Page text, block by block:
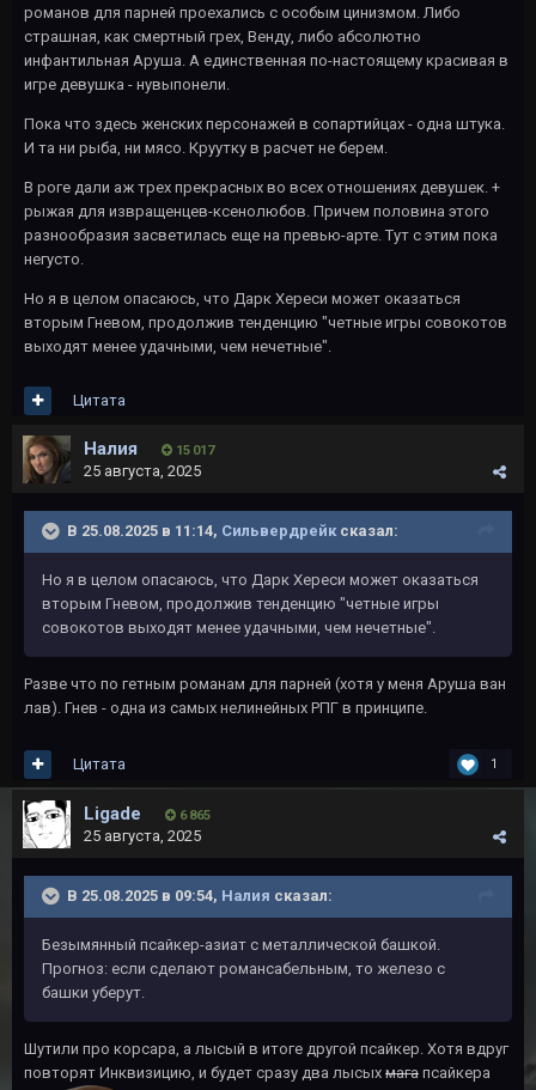
романов для парней проехались с особым цинизмом. Либо
страшная, как смертный грех, Венду, либо абсолютно
инфантильная Аруша. А единственная по-настоящему красивая в
игре девушка - нувыпонели.
Пока что здесь женских персонажей в сопартийцах - одна штука.
И та ни рыба, ни мясо. Круутку в расчет не берем.
В роге дали аж трех прекрасных во всех отношениях девушек. +
рыжая для извращенцев-ксенолюбов. Причем половина этого
разнообразия засветилась еще на превью-арте. Тут с этим пока
негусто.
Но я в целом опасаюсь, что Дарк Хереси может оказаться
вторым Гневом, продолжив тенденцию "четные игры совокотов
выходят менее удачными, чем нечетные".
Цитата
Налия 15 017
25 августа, 2025
В 25.08.2025 в 11:14, Сильвердрейк сказал:
Но я в целом опасаюсь, что Дарк Хереси может оказаться
вторым Гневом, продолжив тенденцию "четные игры
совокотов выходят менее удачными, чем нечетные".
Разве что по гетным романам для парней (хотя у меня Аруша ван
лав). Гнев - одна из самых нелинейных РПГ в принципе.
1
Цитата
Ligade 6 865
25 августа, 2025
В 25.08.2025 в 09:54, Налия сказал:
Безымянный псайкер-азиат с металлической башкой.
Прогноз: если сделают романсабельным, то железо с
башки уберут.
Шутили про корсара, а лысый в итоге другой псайкер. Хотя вдруг
повторят Инквизицию, и будет сразу два лысых мага псайкера